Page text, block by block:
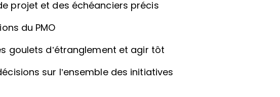
projet et des échéanciers précis
du PMO
goulets d’étranglement et agir tôt
sur l’ensemble des initiatives